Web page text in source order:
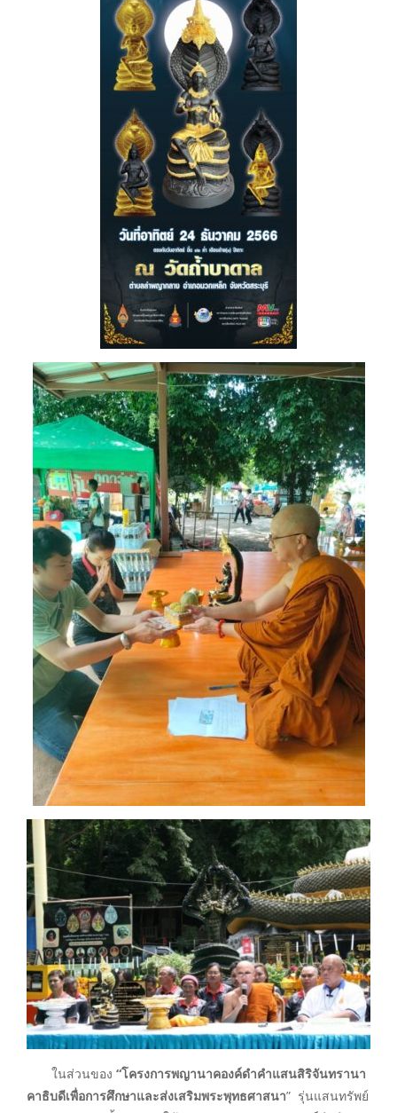
ในส่วนของ “โครงการพญานาคองค์ดำคำแสนสิริจันทรานา
คาธิบดีเพื่อการศึกษาและส่งเสริมพระพุทธศาสนา” รุ่นแสนทรัพย์